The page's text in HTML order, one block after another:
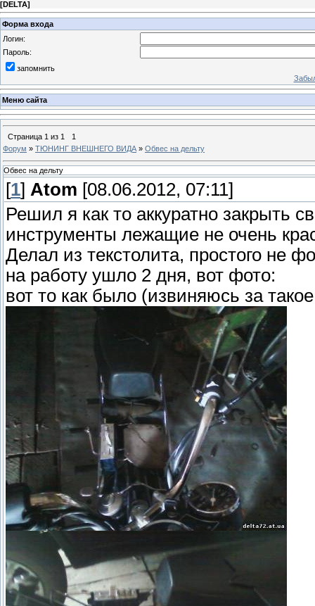
[DELTA]
Форма входа
Логин:
Пароль:
запомнить
Меню сайта
Страница 1 из 1
1
Форум » ТЮНИНГ ВНЕШНЕГО ВИДА » Обвес на дельту
Обвес на дельту
[1] Atom [08.06.2012, 07:11]
Решил я как то аккуратно закрыть
инструменты лежащие не очень
Делал из текстолита, простого не
на работу ушло 2 дня, вот фото:
вот то как было (извиняюсь за